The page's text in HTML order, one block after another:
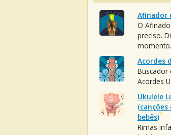
Afinador
O
preciso.
Acordes
Buscador
Acordes
Ukulele
bebês)
Rimas